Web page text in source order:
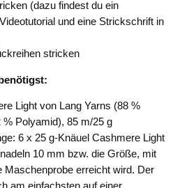
(dazu findest du ein
und eine Strickschrift in
stricken
Light von Lang Yarns (88 %
Polyamid), 85 m/25 g
6 x 25 g-Knäuel Cashmere Light
10 mm bzw. die Größe, mit
Maschenprobe erreicht wird. Der